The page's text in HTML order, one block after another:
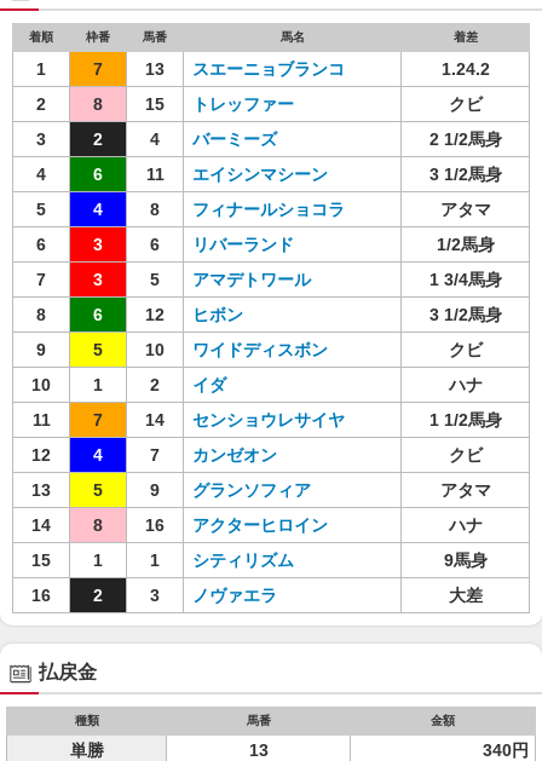
着順 枠番 馬番 馬名 着差
1 7 13 スエーニョブランコ
1.24.2
2
8 15 トレッファー
クビ
3
2 4 バーミーズ
2 1/2馬身
4
6 11 エイシンマシーン
3 1/2馬身
5
4 8 フィナールショコラ
アタマ
6
3 6 リバーランド
1/2馬身
7
3 5 アマデトワール
1 3/4馬身
8
6 12 ヒボン
3 1/2馬身
9
5 10 ワイドディスボン
クビ
10
1 2 イダ
ハナ
11
7 14 センショウレサイヤ
1 1/2馬身
12
4 7 カンゼオン
クビ
13
5 9 グランソフィア
アタマ
14
8 16 アクターヒロイン
ハナ
15
1 1 シティリズム
9馬身
16
2 3 ノヴァエラ 大差
払戻金
種類 馬番 金額
単勝 13 340円